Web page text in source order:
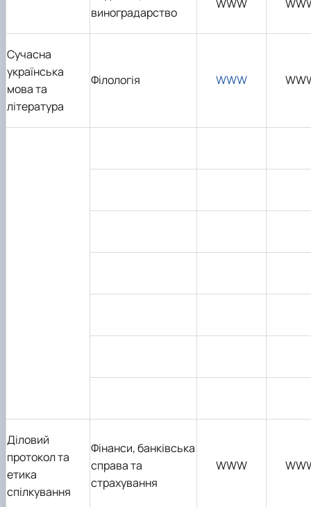
виноградарство
WWW
Сучасна
українська
мова та
література
Філологія WWW
Діловий
протокол та
етика
спілкування
Фінанси, банківська
справа та
страхування
WWW